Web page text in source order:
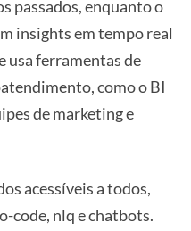
passados, enquanto o
insights em tempo real
usa ferramentas de
como o BI
de marketing e
acessíveis a todos,
code, nlq e chatbots.